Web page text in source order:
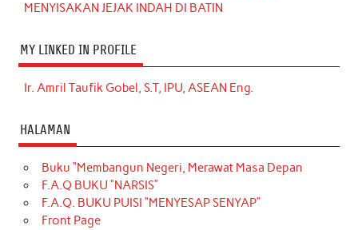
MENYISAKAN JEJAK INDAH DI BATIN
MY LINKED IN PROFILE
Ir. Amril Taufik Gobel, S.T, IPU, ASEAN Eng.
HALAMAN
Buku “Membangun Negeri, Merawat Masa Depan
F.A.Q BUKU “NARSIS”
F.A.Q. BUKU PUISI “MENYESAP SENYAP”
Front Page